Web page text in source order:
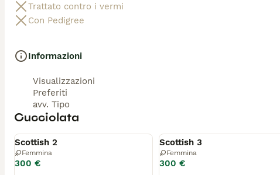
Trattato contro i vermi
Con Pedigree
Informazioni
Visualizzazioni
Preferiti
avv. Tipo
Cucciolata
Scottish 2
Femmina
300 €
Scottish 3
Femmina
300 €